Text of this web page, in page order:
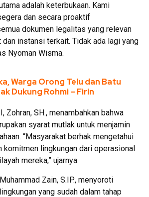
adalah keterbukaan. Kami
dan secara proaktif
dokumen legalitas yang relevan
dan instansi terkait. Tidak ada lagi yang
Nyoman Wisma.
Warga Orong Telu dan Batu
Dukung Rohmi – Firin
Zohran, SH., menambahkan bahwa
syarat mutlak untuk menjamin
“Masyarakat berhak mengetahui
komitmen lingkungan dari operasional
mereka,” ujarnya.
Zain, S.IP., menyoroti
yang sudah dalam tahap